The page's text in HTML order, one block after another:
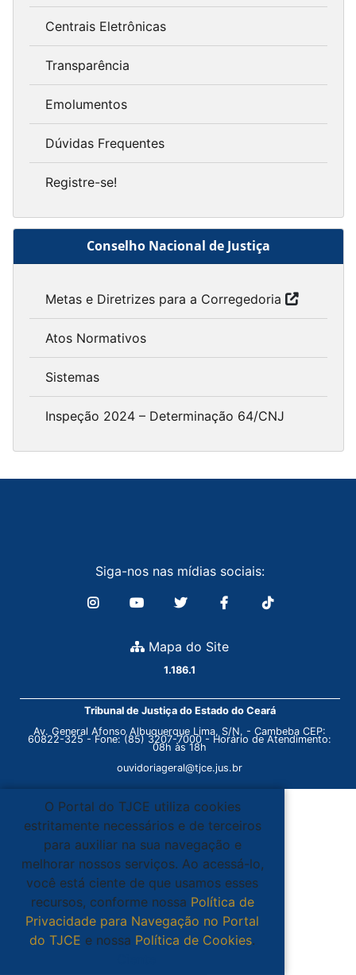
Centrais Eletrônicas
Transparência
Emolumentos
Dúvidas Frequentes
Registre-se!
Conselho Nacional de Justiça
Metas e Diretrizes para a Corregedoria
Atos Normativos
Sistemas
Inspeção 2024 – Determinação 64/CNJ
Siga-nos nas mídias sociais:
Mapa do Site
1.186.1
Tribunal de Justiça do Estado do Ceará
Av. General Afonso Albuquerque Lima, S/N. - Cambeba CEP:
60822-325 - Fone: (85) 3207-7000 - Horário de Atendimento:
08h às 18h
ouvidoriageral@tjce.jus.br
O Portal do TJCE utiliza cookies
estritamente necessários e de terceiros
para auxiliar na sua navegação e
melhorar nossos serviços. Ao acessá-lo,
você está ciente de que usamos esses
recursos, conforme nossa Política de
Privacidade para Navegação no Portal
do TJCE e nossa Política de Cookies.